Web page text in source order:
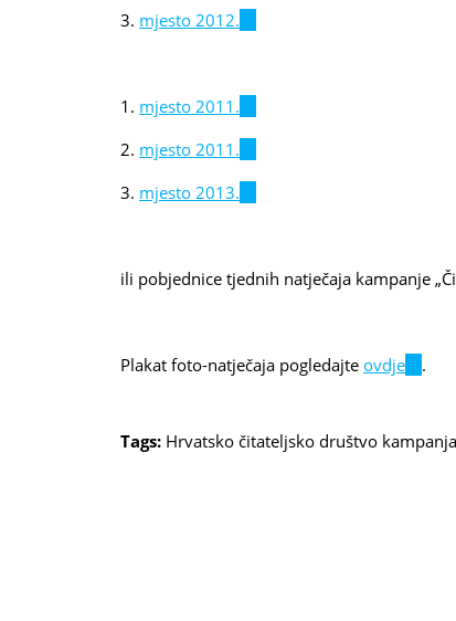
external)
3. mjesto 2012.
1. mjesto 2011.
is
external)
2. mjesto 2011.
is
external)
3. mjesto 2013.
ili pobjednice tjednih natječaja kampanje
Plakat foto-natječaja pogledajte ovdje (link.
Tags: Hrvatsko čitateljsko društvo